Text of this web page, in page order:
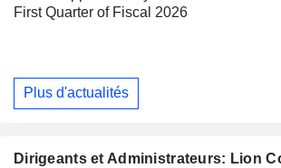
First Quarter of Fiscal 2026
Plus d'actualités
Dirigeants et Administrateurs: Lion